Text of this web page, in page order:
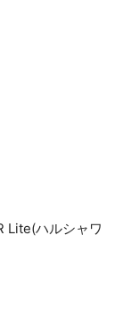
Lite(ハルシャワ